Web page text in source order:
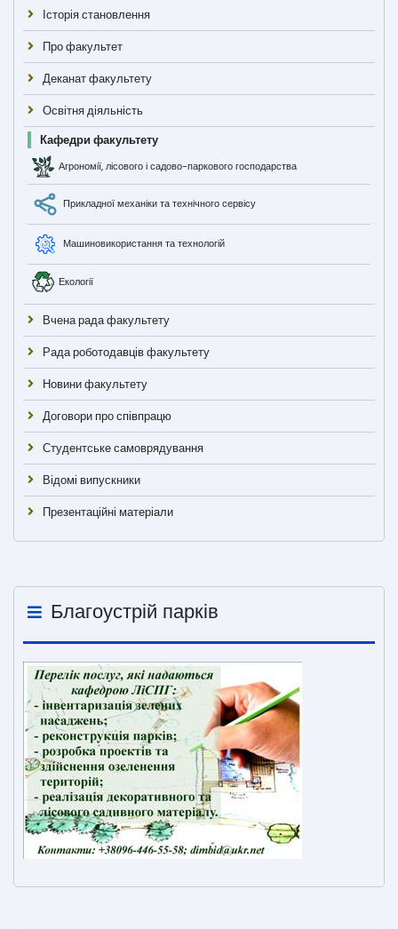
Історія становлення
Про факультет
Деканат факультету
Освітня діяльність
Кафедри факультету
Агрономії, лісового і садово-паркового господарства
Прикладної механіки та технічного сервісу
Машиновикористання та технологій
Екології
Вчена рада факультету
Рада роботодавців факультету
Новини факультету
Договори про співпрацю
Студентське самоврядування
Відомі випускники
Презентаційні матеріали
Благоустрій парків